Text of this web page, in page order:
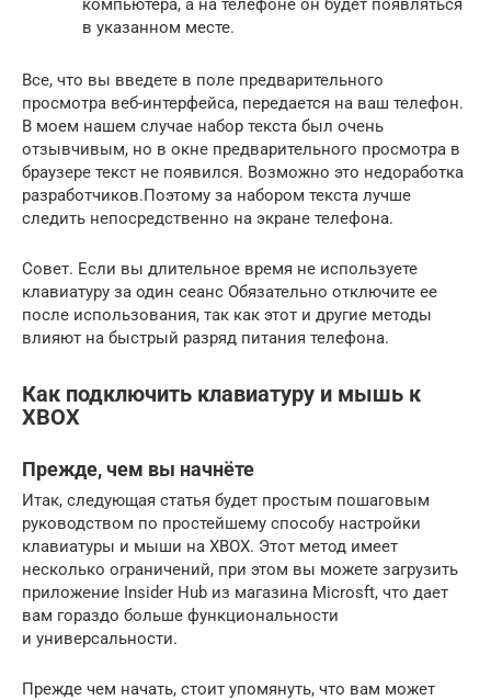
компьютера, а на телефоне он будет появляться
в указанном месте.
Все, что вы введете в поле предварительного
просмотра веб-интерфейса, передается на ваш телефон.
В моем нашем случае набор текста был очень
отзывчивым, но в окне предварительного просмотра в
браузере текст не появился. Возможно это недоработка
разработчиков.Поэтому за набором текста лучше
следить непосредственно на экране телефона.
Совет. Если вы длительное время не используете
клавиатуру за один сеанс Обязательно отключите ее
после использования, так как этот и другие методы
влияют на быстрый разряд питания телефона.
Как подключить клавиатуру и мышь к
XBOX
Прежде, чем вы начнёте
Итак, следующая статья будет простым пошаговым
руководством по простейшему способу настройки
клавиатуры и мыши на XBOX. Этот метод имеет
несколько ограничений, при этом вы можете загрузить
приложение Insider Hub из магазина Microsft, что дает
вам гораздо больше функциональности
и универсальности.
Прежде чем начать, стоит упомянуть, что вам может